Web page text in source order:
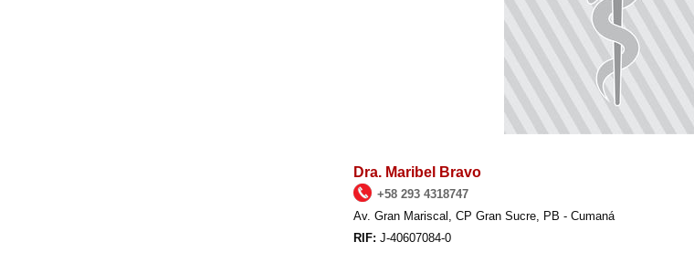
Dra. Maribel Bravo
+58 293 4318747
Av. Gran Mariscal, CP Gran Sucre, PB - Cumaná
RIF: J-40607084-0